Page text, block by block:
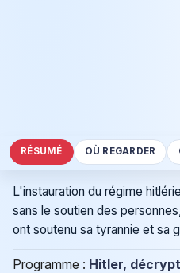
RÉSUMÉ OÙ REGARDER
L'instauration du régime
sans le soutien des
ont soutenu sa tyrannie et sa
Programme : Hitler,